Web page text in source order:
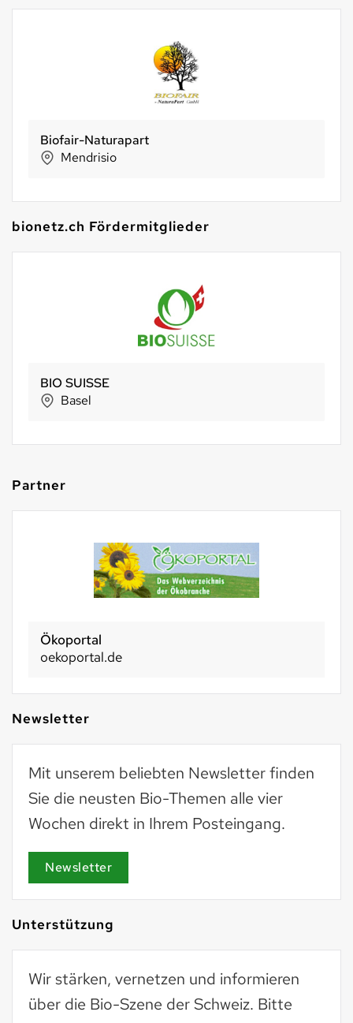
Biofair-Naturapart
Mendrisio
bionetz.ch Fördermitglieder
BIO SUISSE
Basel
Partner
Newsletter
Mit unserem beliebten Newsletter finden
Sie die neusten Bio-Themen alle vier
Wochen direkt in Ihrem Posteingang.
Newsletter
Unterstützung
Wir stärken, vernetzen und informieren
über die Bio-Szene der Schweiz. Bitte